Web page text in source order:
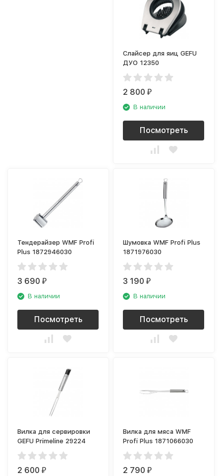
Слайсер для яиц GEFU
ДУО 12350
2 800₽
В наличии
Посмотреть
Тендерайзер WMF Profi
Plus 1872946030
3 690₽
В наличии
Посмотреть
Шумовка WMF Profi Plus
1871976030
3 190₽
В наличии
Посмотреть
Вилка для сервировки
GEFU Primeline 29224
2 600₽
Вилка для мяса WMF
Profi Plus 1871066030
2 790₽